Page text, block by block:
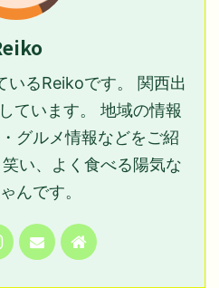
いるReikoです。 関西出
ています。 地域の情報
グルメ情報などをご紹
い、よく食べる陽気な
んです。